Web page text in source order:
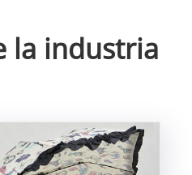
la industria